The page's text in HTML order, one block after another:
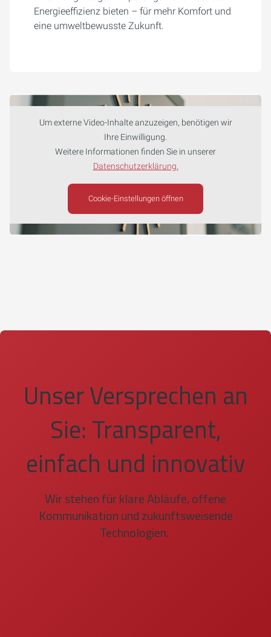
Energieeffizienz bieten – für mehr Komfort und
eine umweltbewusste Zukunft.
Um externe Video-Inhalte anzuzeigen, benötigen wir
Ihre Einwilligung.
Weitere Informationen finden Sie in unserer
Datenschutzerklärung.
Cookie-Einstellungen öffnen
Unser Versprechen an
Sie: Transparent,
einfach und innovativ
Wir stehen für klare Abläufe, offene
Kommunikation und zukunftsweisende
Technologien.